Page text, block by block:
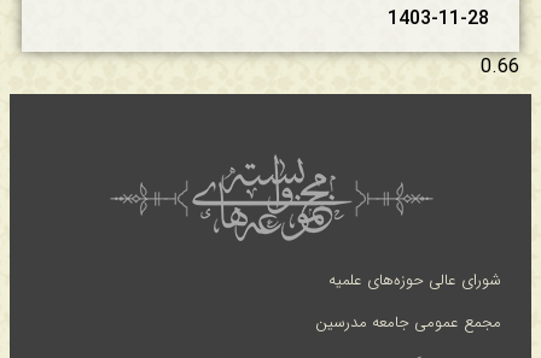
1403-11-28
شورای عالی حوزه‌های علمیه
مجمع عمومی جامعه مدرسین